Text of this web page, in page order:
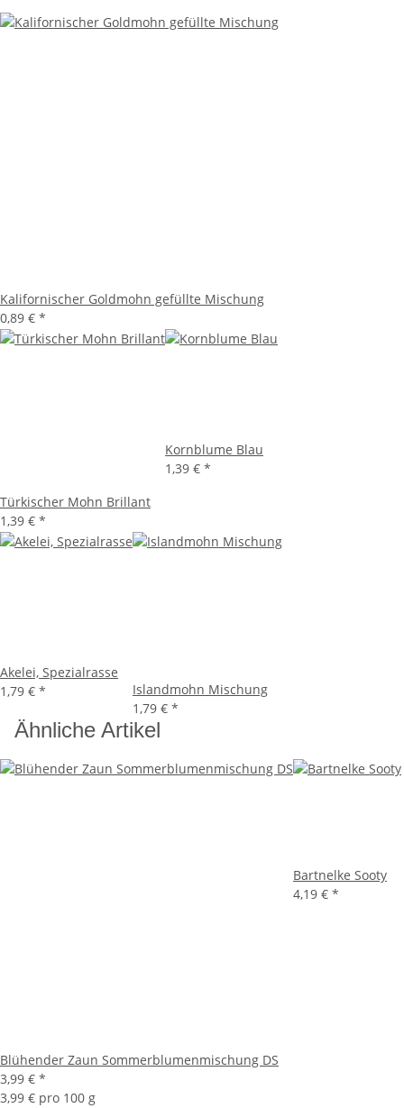
Kalifornischer Goldmohn gefüllte Mischung
0,89 € *
Türkischer Mohn Brillant
1,39 € *
Kornblume Blau
1,39 € *
Akelei, Spezialrasse
1,79 € *
Islandmohn Mischung
1,79 € *
Ähnliche Artikel
Blühender Zaun Sommerblumenmischung DS
3,99 € *
3,99 € pro 100 g
Bartnelke Sooty
4,19 € *